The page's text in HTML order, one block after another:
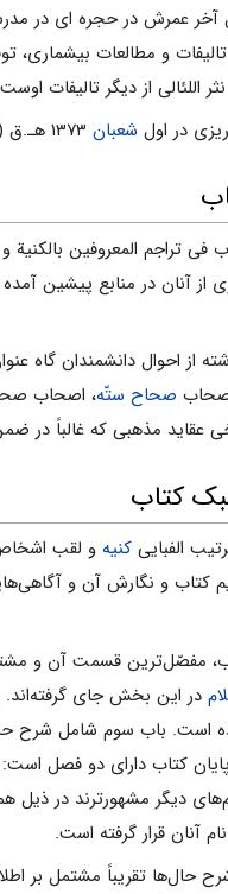
تالیفات و مطالعات بیشماری،
اللئالی از دیگر تالیفات
در اول شعبان
فی تراجم‌ المعروفین
از احوال دانشمندان
صحاح ستّه، اصحاب
عقاید مذهبی که غالباً در
کتاب
الفبایی کنیه و لقب
کتاب و نگارش آن و
مفصّل‌ترین قسمت آن و
در این بخش جای
است. باب سوم شامل شرح حال
کتاب دارای دو فصل
دیگر مشهورترند در
آنان قرار گرفته است.
حال‌ها تقریباً مشتمل بر